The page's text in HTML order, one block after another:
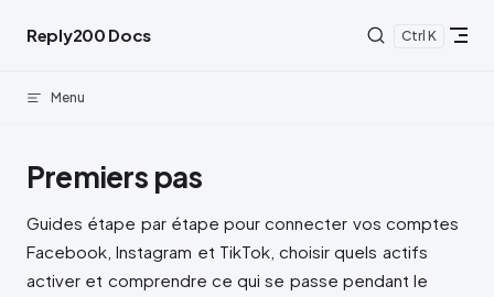
Skip to content
Reply200 Docs K
Menu
Premiers pas
Guides étape par étape pour connecter vos comptes
Facebook, Instagram et TikTok, choisir quels actifs
activer et comprendre ce qui se passe pendant le